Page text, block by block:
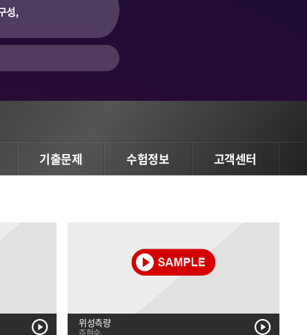
기출문제 수험정보 고객센터
위성측량